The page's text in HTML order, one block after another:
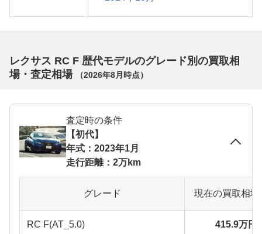
レクサス RC F 歴代モデルのグレード別の買取相
場・査定相場
（2026年8月 時点）
査定時の条件
【初代】
年式：2023年1月
走行距離：2万km
グレード 現在の買取相
RC F(AT_5.0) 415.9万円